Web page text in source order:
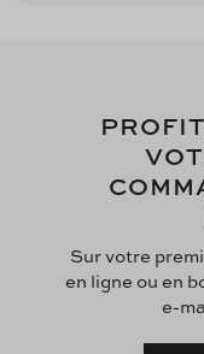
Sur votre
en ligne ou en
e-